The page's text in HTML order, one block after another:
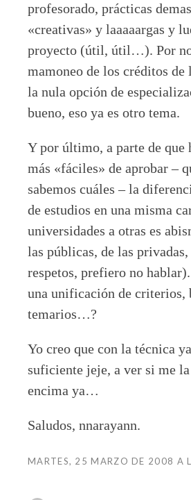
profesorado, prácticas
«creativas» y laaaaargas y
proyecto (útil, útil…). Por
mamoneo de los créditos
la nula opción de
bueno, eso ya es otro tema.
Y por último, a parte de que
más «fáciles» de aprobar –
sabemos cuáles – la
de estudios en una misma
universidades a otras es
las públicas, de las
respetos, prefiero no
una unificación de criterios,
temarios…?
Yo creo que con la técnica
suficiente jeje, a ver si me
encima ya…
Saludos, nnarayann.
MARTES, 25 MARZO DE 2008 A